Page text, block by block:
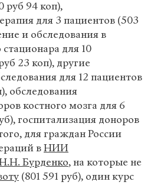
руб 94 коп),
для 3 пациентов (503
и обследования в
для 10
23 коп), другие
для 12 пациентов
обследования
костного мозга для 6
госпитализация доноров
для граждан России
вНИИ
Бурденко, на которые не
(801 591 руб), один курс